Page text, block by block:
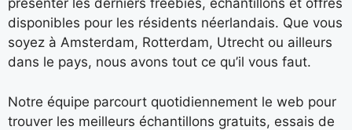
présenter les derniers freebies, échantillons et offres
disponibles pour les résidents néerlandais. Que vous
soyez à Amsterdam, Rotterdam, Utrecht ou ailleurs
dans le pays, nous avons tout ce qu’il vous faut.
Notre équipe parcourt quotidiennement le web pour
trouver les meilleurs échantillons gratuits, essais de